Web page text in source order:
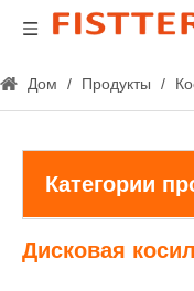
Дом / Продукты /
Категории
Дисковая